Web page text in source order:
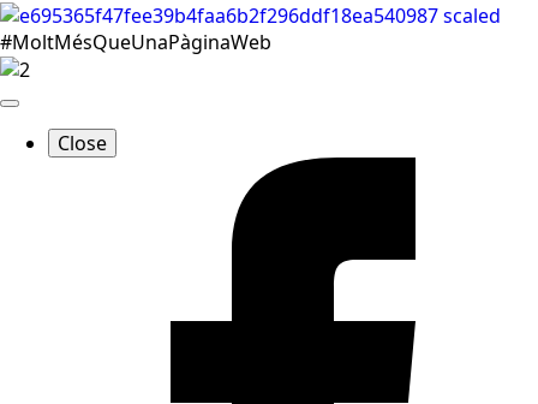
#MoltMésQueUnaPàginaWeb
Close